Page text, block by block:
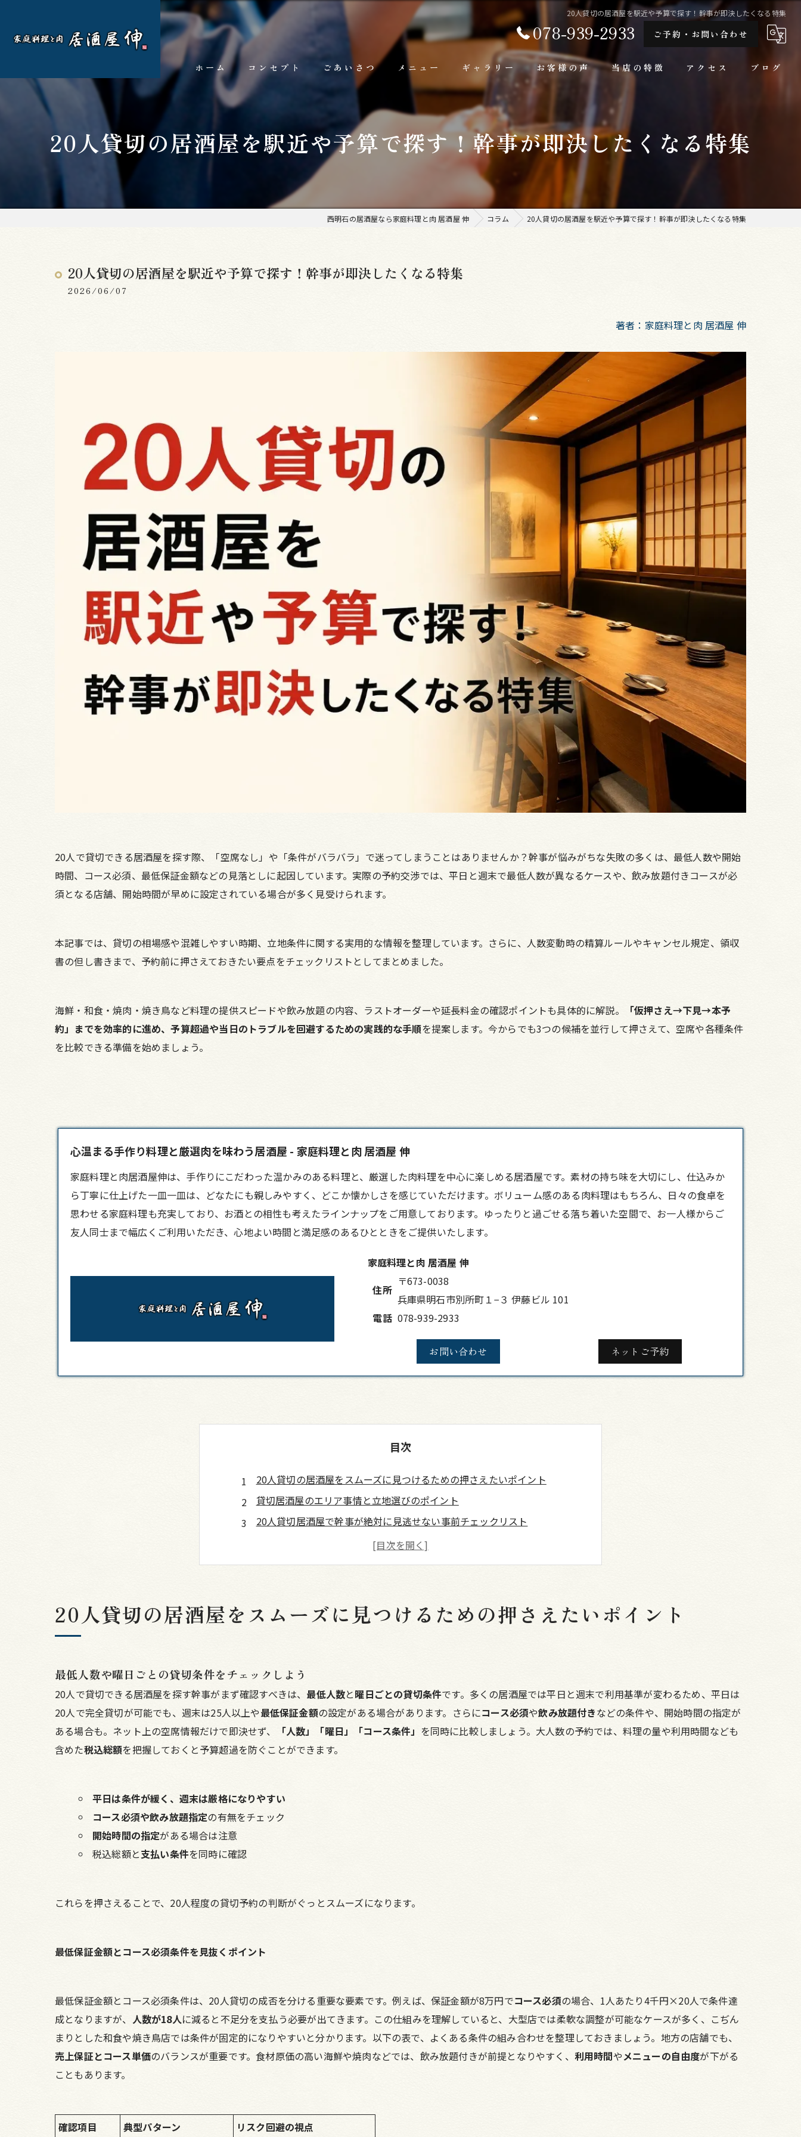
20人貸切の居酒屋を駅近や予算で探す！幹事が即決したくなる特集
078-939-2933 ご予約・お問い合わせ
ホーム コンセプト ごあいさつ メニュー
ランチ
お料理
ギャラリー お客様の声 当店の特徴
一人
アクセス ブログ
20人貸切の居酒屋を駅近や予算で探す！幹事が即決したくなる特集
西明石の居酒屋なら家庭料理と肉 居酒屋 伸 コラム 20人貸切の居酒屋を駅近や予算で探す！幹事が即決したくなる特集
20人貸切の居酒屋を駅近や予算で探す！幹事が即決したくなる特集
2026/06/07
著者：家庭料理と肉 居酒屋 伸
20人で貸切できる居酒屋を探す際、「空席なし」や「条件がバラバラ」で迷ってしまうことはありませんか？幹事が悩みがちな失敗の多くは、最低人数や開始
時間、コース必須、最低保証金額などの見落としに起因しています。実際の予約交渉では、平日と週末で最低人数が異なるケースや、飲み放題付きコースが必
須となる店舗、開始時間が早めに設定されている場合が多く見受けられます。
本記事では、貸切の相場感や混雑しやすい時期、立地条件に関する実用的な情報を整理しています。さらに、人数変動時の精算ルールやキャンセル規定、領収
書の但し書きまで、予約前に押さえておきたい要点をチェックリストとしてまとめました。
海鮮・和食・焼肉・焼き鳥など料理の提供スピードや飲み放題の内容、ラストオーダーや延長料金の確認ポイントも具体的に解説。
「仮押さえ→下見→本予
約」までを効率的に進め、予算超過や当日のトラブルを回避するための実践的な手順を提案します。今からでも3つの候補を並行して押さえて、空席や各種条件
を比較できる準備を始めましょう。
心温まる手作り料理と厳選肉を味わう居酒屋 - 家庭料理と肉 居酒屋 伸
家庭料理と肉居酒屋伸は、手作りにこだわった温かみのある料理と、厳選した肉料理を中心に楽しめる居酒屋です。素材の持ち味を大切にし、仕込みか
ら丁寧に仕上げた一皿一皿は、どなたにも親しみやすく、どこか懐かしさを感じていただけます。ボリューム感のある肉料理はもちろん、日々の食卓を
思わせる家庭料理も充実しており、お酒との相性も考えたラインナップをご用意しております。ゆったりと過ごせる落ち着いた空間で、お一人様からご
友人同士まで幅広くご利用いただき、心地よい時間と満足感のあるひとときをご提供いたします。
家庭料理と肉 居酒屋 伸
住所
〒673-0038
兵庫県明石市別所町１−３ 伊藤ビル 101
電話 078-939-2933
お問い合わせ ネットご予約
目次
20人貸切の居酒屋をスムーズに見つけるための押さえたいポイント
貸切居酒屋のエリア事情と立地選びのポイント
20人貸切居酒屋で幹事が絶対に見逃せない事前チェックリスト
歓迎会や送別会・打ち上げなどシーンに合わせた最適な席配置と進行のコツ
店舗概要
20人貸切の居酒屋をスムーズに見つけるための押さえたいポイント
最低人数や曜日ごとの貸切条件をチェックしよう
20人で貸切できる居酒屋を探す幹事がまず確認すべきは、 最低人数と曜日ごとの貸切条件です。多くの居酒屋では平日と週末で利用基準が変わるため、平日は
20人で完全貸切が可能でも、週末は25人以上や最低保証金額の設定がある場合があります。さらにコース必須や飲み放題付きなどの条件や、開始時間の指定が
ある場合も。ネット上の空席情報だけで即決せず、
「人数」「曜日」「コース条件」 を同時に比較しましょう。大人数の予約では、料理の量や利用時間なども
含めた税込総額を把握しておくと予算超過を防ぐことができます。
平日は条件が緩く、週末は厳格になりやすい
コース必須や飲み放題指定の有無をチェック
開始時間の指定がある場合は注意
税込総額と支払い条件を同時に確認
これらを押さえることで、20人程度の貸切予約の判断がぐっとスムーズになります。
最低保証金額とコース必須条件を見抜くポイント
最低保証金額とコース必須条件は、20人貸切の成否を分ける重要な要素です。例えば、保証金額が8万円でコース必須の場合、1人あたり4千円×20人で条件達
成となりますが、 人数が18人に減ると不足分を支払う必要が出てきます。この仕組みを理解していると、大型店では柔軟な調整が可能なケースが多く、こぢん
まりとした和食や焼き鳥店では条件が固定的になりやすいと分かります。以下の表で、よくある条件の組み合わせを整理しておきましょう。地方の店舗でも、
売上保証とコース単価のバランスが重要です。食材原価の高い海鮮や焼肉などでは、飲み放題付きが前提となりやすく、 利用時間やメニューの自由度が下がる
こともあります。
確認項目 典型パターン リスク回避の視点